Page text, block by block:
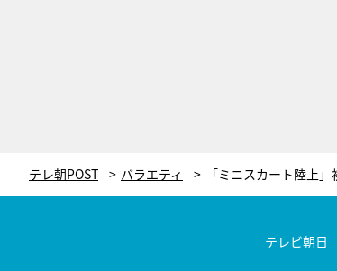
テレ朝POST バラエティ
テレビ朝日